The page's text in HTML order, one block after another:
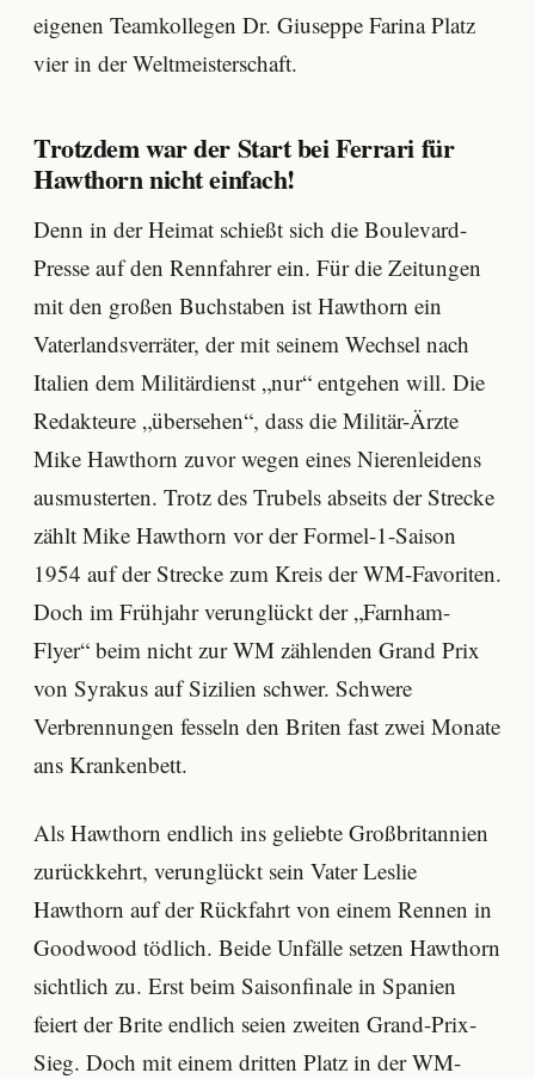
eigenen Teamkollegen Dr. Giuseppe Farina Platz
vier in der Weltmeisterschaft.
Trotzdem war der Start bei Ferrari für
Hawthorn nicht einfach!
Denn in der Heimat schießt sich die Boulevard-
Presse auf den Rennfahrer ein. Für die Zeitungen
mit den großen Buchstaben ist Hawthorn ein
Vaterlandsverräter, der mit seinem Wechsel nach
Italien dem Militärdienst „nur“ entgehen will. Die
Redakteure „übersehen“, dass die Militär-Ärzte
Mike Hawthorn zuvor wegen eines Nierenleidens
ausmusterten. Trotz des Trubels abseits der Strecke
zählt Mike Hawthorn vor der Formel-1-Saison
1954 auf der Strecke zum Kreis der WM-Favoriten.
Doch im Frühjahr verunglückt der „Farnham-
Flyer“ beim nicht zur WM zählenden Grand Prix
von Syrakus auf Sizilien schwer. Schwere
Verbrennungen fesseln den Briten fast zwei Monate
ans Krankenbett.
Als Hawthorn endlich ins geliebte Großbritannien
zurückkehrt, verunglückt sein Vater Leslie
Hawthorn auf der Rückfahrt von einem Rennen in
Goodwood tödlich. Beide Unfälle setzen Hawthorn
sichtlich zu. Erst beim Saisonfinale in Spanien
feiert der Brite endlich seien zweiten Grand-Prix-
Sieg. Doch mit einem dritten Platz in der WM-